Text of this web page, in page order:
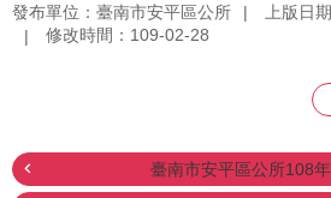
發布單位：臺南市安平區公所
上版日
修改時間：109-02-28
臺南市安平區公所108